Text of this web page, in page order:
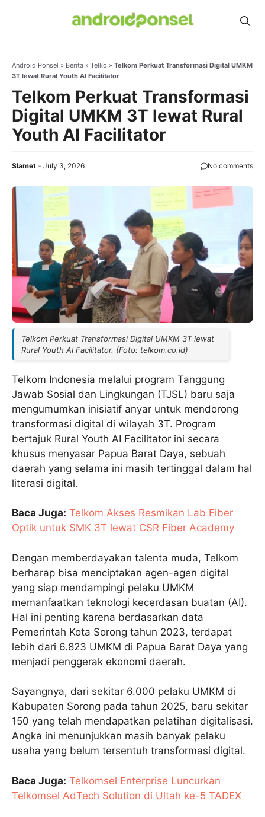
Android Ponsel » Berita » Telko » Telkom Perkuat Transformasi Digital UMKM
3T lewat Rural Youth AI Facilitator
Telkom Perkuat Transformasi
Digital UMKM 3T lewat Rural
Youth AI Facilitator
Slamet July 3, 2026 No comments
Telkom Perkuat Transformasi Digital UMKM 3T lewat
Rural Youth AI Facilitator. (Foto: telkom.co.id)
Telkom Indonesia melalui program Tanggung
Jawab Sosial dan Lingkungan (TJSL) baru saja
mengumumkan inisiatif anyar untuk mendorong
transformasi digital di wilayah 3T. Program
bertajuk Rural Youth AI Facilitator ini secara
khusus menyasar Papua Barat Daya, sebuah
daerah yang selama ini masih tertinggal dalam hal
literasi digital.
Baca Juga: Telkom Akses Resmikan Lab Fiber
Optik untuk SMK 3T lewat CSR Fiber Academy
Dengan memberdayakan talenta muda, Telkom
berharap bisa menciptakan agen-agen digital
yang siap mendampingi pelaku UMKM
memanfaatkan teknologi kecerdasan buatan (AI).
Hal ini penting karena berdasarkan data
Pemerintah Kota Sorong tahun 2023, terdapat
lebih dari 6.823 UMKM di Papua Barat Daya yang
menjadi penggerak ekonomi daerah.
Sayangnya, dari sekitar 6.000 pelaku UMKM di
Kabupaten Sorong pada tahun 2025, baru sekitar
150 yang telah mendapatkan pelatihan digitalisasi.
Angka ini menunjukkan masih banyak pelaku
usaha yang belum tersentuh transformasi digital.
Baca Juga: Telkomsel Enterprise Luncurkan
Telkomsel AdTech Solution di Ultah ke-5 TADEX